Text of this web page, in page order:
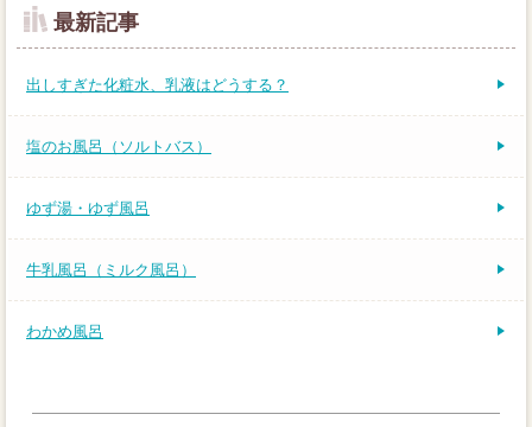
最新記事
出しすぎた化粧水、乳液はどうする？
塩のお風呂（ソルトバス）
ゆず湯・ゆず風呂
牛乳風呂（ミルク風呂）
わかめ風呂